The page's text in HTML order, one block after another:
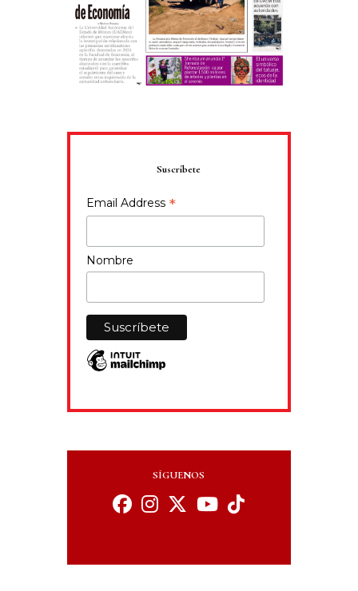
Suscríbete
Email Address *
Nombre
SÍGUENOS